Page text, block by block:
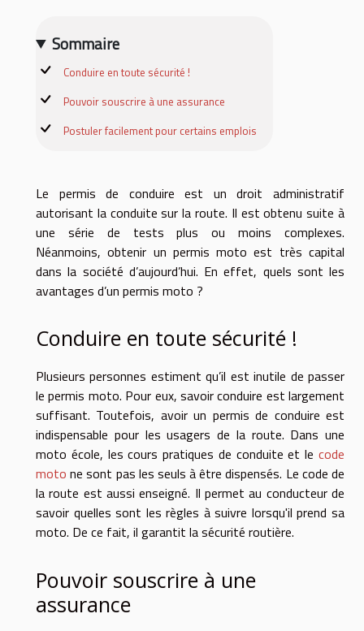
Sommaire
Conduire en toute sécurité !
Pouvoir souscrire à une assurance
Postuler facilement pour certains emplois
Le permis de conduire est un droit administratif
autorisant la conduite sur la route. Il est obtenu suite à
une série de tests plus ou moins complexes.
Néanmoins, obtenir un permis moto est très capital
dans la société d’aujourd’hui. En effet, quels sont les
avantages d’un permis moto ?
Conduire en toute sécurité !
Plusieurs personnes estiment qu’il est inutile de passer
le permis moto. Pour eux, savoir conduire est largement
suffisant. Toutefois, avoir un permis de conduire est
indispensable pour les usagers de la route. Dans une
moto école, les cours pratiques de conduite et le code
moto ne sont pas les seuls à être dispensés. Le code de
la route est aussi enseigné. Il permet au conducteur de
savoir quelles sont les règles à suivre lorsqu'il prend sa
moto. De ce fait, il garantit la sécurité routière.
Pouvoir souscrire à une
assurance